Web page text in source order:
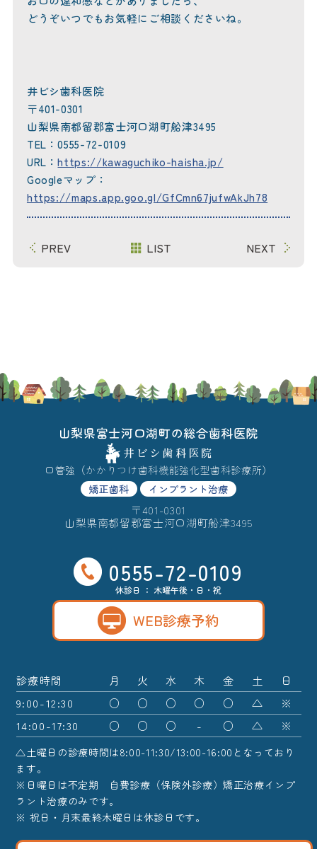
どうぞいつでもお気軽にご相談くださいね。
井ビシ歯科医院
〒401-0301
山梨県南都留郡富士河口湖町船津3495
TEL：0555-72-0109
URL：https://kawaguchiko-haisha.jp/
Googleマップ：
https://maps.app.goo.gl/GfCmn67jufwAkJh78
PREV LIST NEXT
山梨県富士河口湖町の総合歯科医院
口管強（かかりつけ歯科機能強化型歯科診療所）
矯正歯科
インプラント治療
〒401-0301
山梨県南都留郡富士河口湖町船津3495
0555-72-0109
休診日 ： 木曜午後・日・祝
WEB診療予約
診療時間 月 火 水 木 金 土
日
9:00-12:30
○ ○ ○ ○ ○ △
※
14:00-17:30
○ ○ ○ - ○ △ ※
△土曜日の診療時間は8:00-11:30/13:00-16:00となっており
ます。
※日曜日は不定期 自費診療（保険外診療）矯正治療インプ
ラント治療のみです。
※ 祝日・月末最終木曜日は休診日です。